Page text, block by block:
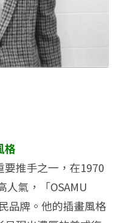
格
推手之一，在1970
人氣，「OSAMU
品牌。他的插畫風格